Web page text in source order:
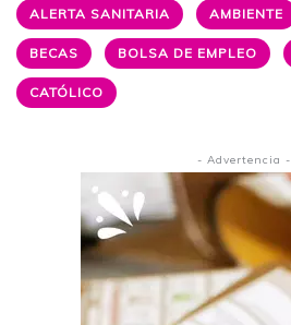
ALERTA SANITARIA AMBIENTE
BECAS BOLSA DE EMPLEO
CATÓLICO
- Advertencia -